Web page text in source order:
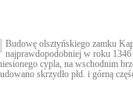
Budowę olsztyńskiego zamku
najprawdopodobniej w roku
cypla, na wschodnim
skrzydło płd. i górną